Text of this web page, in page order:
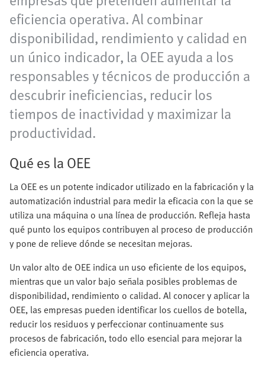
eficiencia operativa. Al combinar
disponibilidad, rendimiento y calidad en
un único indicador, la OEE ayuda a los
responsables y técnicos de producción a
descubrir ineficiencias, reducir los
tiempos de inactividad y maximizar la
productividad.
Qué es la OEE
La OEE es un potente indicador utilizado en la fabricación y la
automatización industrial para medir la eficacia con la que se
utiliza una máquina o una línea de producción. Refleja hasta
qué punto los equipos contribuyen al proceso de producción
y pone de relieve dónde se necesitan mejoras.
Un valor alto de OEE indica un uso eficiente de los equipos,
mientras que un valor bajo señala posibles problemas de
disponibilidad, rendimiento o calidad. Al conocer y aplicar la
OEE, las empresas pueden identificar los cuellos de botella,
reducir los residuos y perfeccionar continuamente sus
procesos de fabricación, todo ello esencial para mejorar la
eficiencia operativa.